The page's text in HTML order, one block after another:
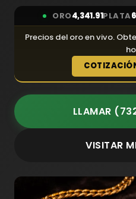
ORO4,341.91PLATA
Precios del oro en vivo.
LLAMAR
VISITAR